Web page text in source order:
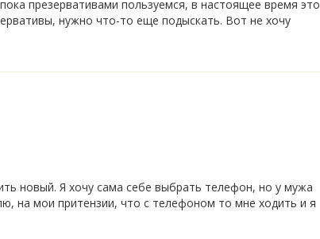
презервативами пользуемся, в настоящее время это
нужно что-то еще подыскать. Вот не хочу
новый. Я хочу сама себе выбрать телефон, но у мужа
на мои притензии, что с телефоном то мне ходить и я